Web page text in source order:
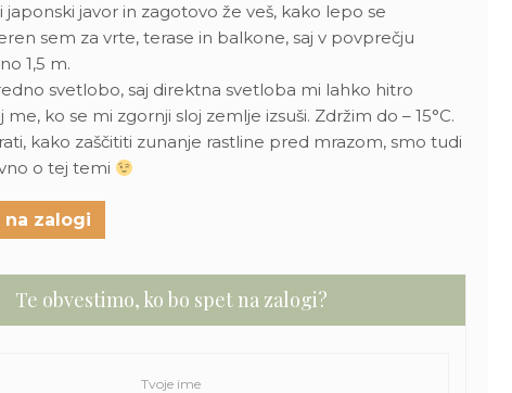
japonski javor in zagotovo že veš, kako lepo se
sem za vrte, terase in balkone, saj v povprečju
1,5 m.
svetlobo, saj direktna svetloba mi lahko hitro
me, ko se mi zgornji sloj zemlje izsuši. Zdržim do – 15°C.
kako zaščititi zunanje rastline pred mrazom, smo tudi
o tej temi
zalogi
Te obvestimo, ko bo spet na zalogi?